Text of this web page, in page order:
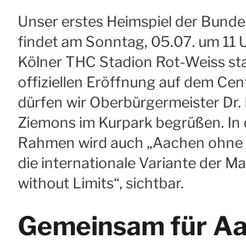
Unser erstes Heimspiel der
findet am Sonntag, 05.07. um 11
Kölner THC Stadion Rot-Weiss
offiziellen Eröffnung auf dem
dürfen wir Oberbürgermeister Dr.
Ziemons im Kurpark begrüßen. In
Rahmen wird auch „Aachen
die internationale Variante der
without Limits“, sichtbar.
Gemeinsam für